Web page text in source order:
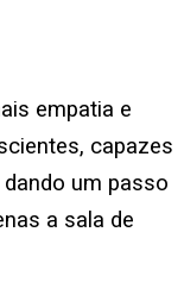
empatia e
capazes
um passo
a sala de